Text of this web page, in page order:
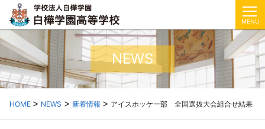
MENU
NEWS
HOME NEWS 新着情報 アイスホッケー部 全国選抜大会組合せ結果